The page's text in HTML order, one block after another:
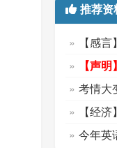
推荐资
【感言】
【声明】
考情大变？
【经济】
今年英语